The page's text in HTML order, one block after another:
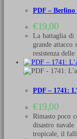
PDF – Berlino
€19,00
La battaglia di
grande
resistenza
PDF – 1741:
€19,00
Rimasto poco
disastro
tropicale, il